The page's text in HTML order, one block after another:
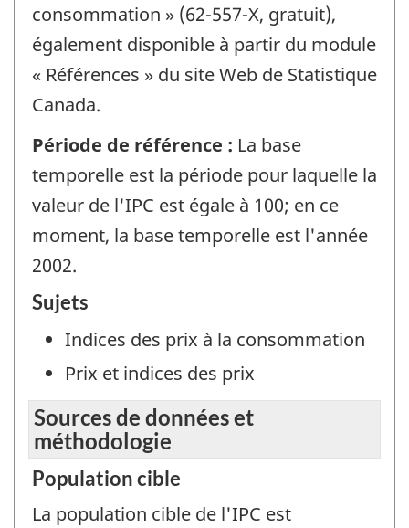
consommation » (62-557-X, gratuit),
également disponible à partir du module
« Références » du site Web de Statistique
Canada.
Période de référence : La base
temporelle est la période pour laquelle la
valeur de l'IPC est égale à 100; en ce
moment, la base temporelle est l'année
2002.
Sujets
Indices des prix à la consommation
Prix et indices des prix
Sources de données et
méthodologie
Population cible
La population cible de l'IPC est